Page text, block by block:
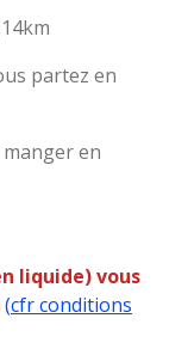
partez en
en
liquide) vous
(cfr conditions